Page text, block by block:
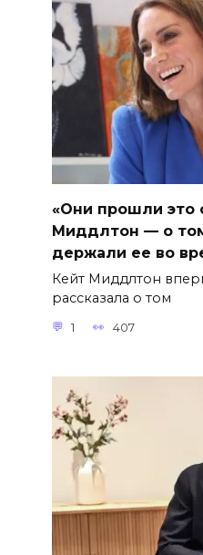
«Они прошли это
Миддлтон — о
держали ее во
Кейт Миддлтон
рассказала о том
1 407